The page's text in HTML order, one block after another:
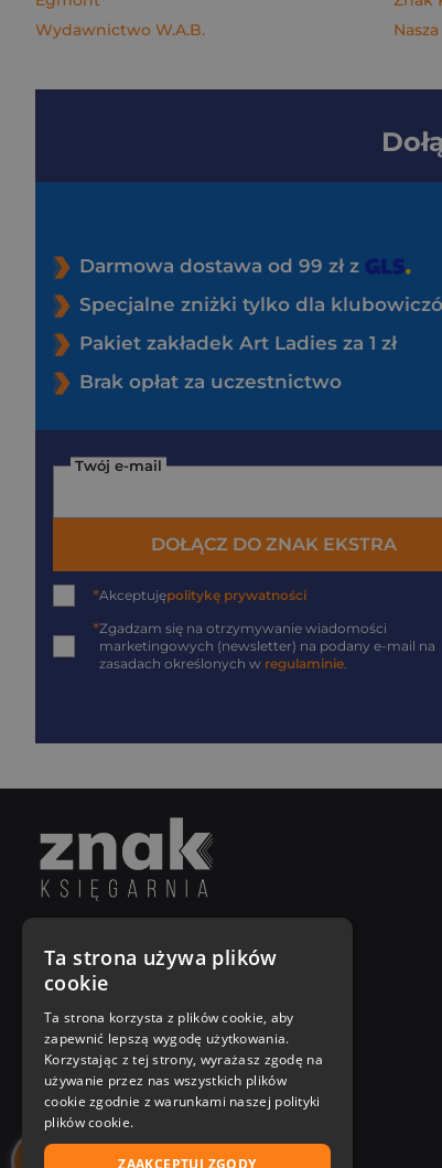
Wydawnictwo W.A.B.
Darmowa dostawa od 99 zł z
Specjalne zniżki tylko dla
Pakiet zakładek Art Ladies za 1 zł
Brak opłat za uczestnictwo
Twój e-mail
DOŁĄCZ DO ZNAK EKSTRA
*Akceptujępolitykę prywatności
*Zgadzam się na otrzymywanie wiadomości
marketingowych (newsletter) na podany e-mail na
zasadach określonych w regulaminie.
Poniedziałek - Piątek
8:00 - 18:00
[email protected]
Bądź z nami na bieżąco
Ta strona używa plików
cookie
Ta strona korzysta z plików cookie, aby
zapewnić lepszą wygodę użytkowania.
Korzystając z tej strony, wyrażasz zgodę na
używanie przez nas wszystkich plików
cookie zgodnie z warunkami naszej polityki
plików cookie.
ZAAKCEPTUJ ZGODY